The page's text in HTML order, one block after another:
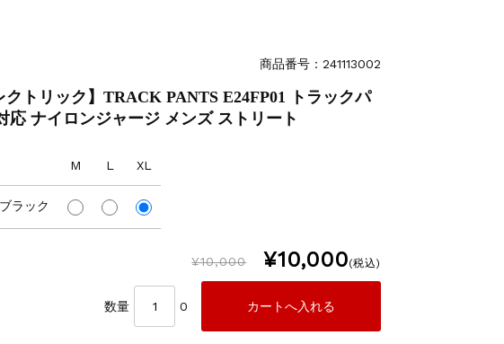
商品番号：241113002
クトリック】TRACK PANTS E24FP01 トラックパ
応 ナイロンジャージ メンズ ストリート
M L XL
ブラック
¥10,000 ¥10,000(税込)
数量 0